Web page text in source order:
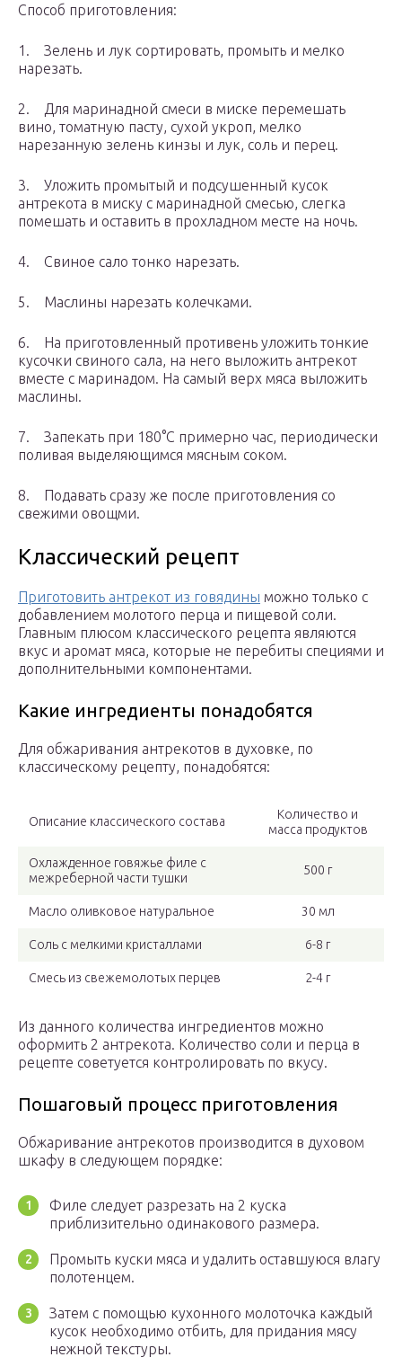
Способ приготовления:
1. Зелень и лук сортировать, промыть и мелко
нарезать.
2. Для маринадной смеси в миске перемешать
вино, томатную пасту, сухой укроп, мелко
нарезанную зелень кинзы и лук, соль и перец.
3. Уложить промытый и подсушенный кусок
антрекота в миску с маринадной смесью, слегка
помешать и оставить в прохладном месте на ночь.
4. Свиное сало тонко нарезать.
5. Маслины нарезать колечками.
6. На приготовленный противень уложить тонкие
кусочки свиного сала, на него выложить антрекот
вместе с маринадом. На самый верх мяса выложить
маслины.
7. Запекать при 180°С примерно час, периодически
поливая выделяющимся мясным соком.
8. Подавать сразу же после приготовления со
свежими овощми.
Классический рецепт
Приготовить антрекот из говядины можно только с
добавлением молотого перца и пищевой соли.
Главным плюсом классического рецепта являются
вкус и аромат мяса, которые не перебиты специями и
дополнительными компонентами.
Какие ингредиенты понадобятся
Для обжаривания антрекотов в духовке, по
классическому рецепту, понадобятся:
Описание классического состава
Количество и
масса продуктов
Охлажденное говяжье филе с
межреберной части тушки
500 г
Масло оливковое натуральное 30 мл
Соль с мелкими кристаллами 6-8 г
Смесь из свежемолотых перцев 2-4 г
Из данного количества ингредиентов можно
оформить 2 антрекота. Количество соли и перца в
рецепте советуется контролировать по вкусу.
Пошаговый процесс приготовления
Обжаривание антрекотов производится в духовом
шкафу в следующем порядке:
Филе следует разрезать на 2 куска
приблизительно одинакового размера.
Промыть куски мяса и удалить оставшуюся влагу
полотенцем.
Затем с помощью кухонного молоточка каждый
кусок необходимо отбить, для придания мясу
нежной текстуры.